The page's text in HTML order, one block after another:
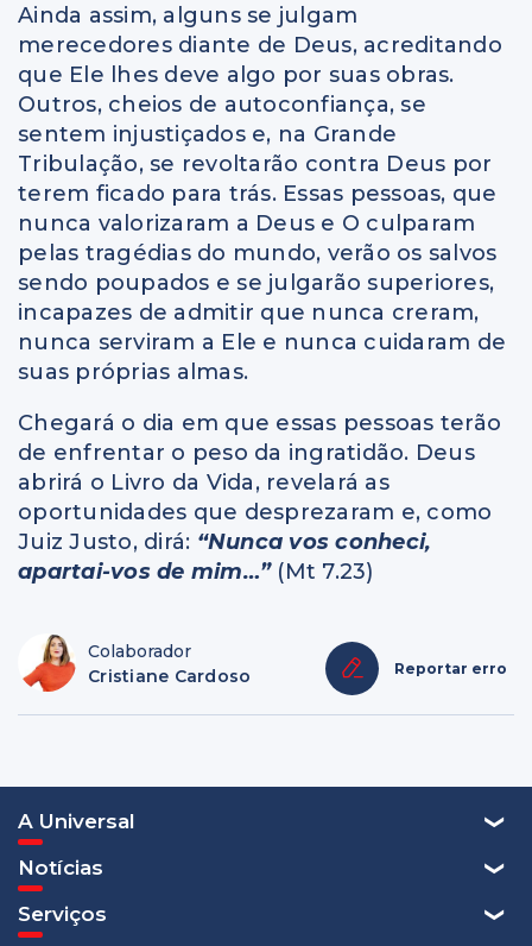
Ainda assim, alguns se julgam
merecedores diante de Deus, acreditando
que Ele lhes deve algo por suas obras.
Outros, cheios de autoconfiança, se
sentem injustiçados e, na Grande
Tribulação, se revoltarão contra Deus por
terem ficado para trás. Essas pessoas, que
nunca valorizaram a Deus e O culparam
pelas tragédias do mundo, verão os salvos
sendo poupados e se julgarão superiores,
incapazes de admitir que nunca creram,
nunca serviram a Ele e nunca cuidaram de
suas próprias almas.
Chegará o dia em que essas pessoas terão
de enfrentar o peso da ingratidão. Deus
abrirá o Livro da Vida, revelará as
oportunidades que desprezaram e, como
Juiz Justo, dirá: “Nunca vos conheci,
apartai-vos de mim…”(Mt 7.23)
Colaborador
Cristiane Cardoso
Reportar erro
A Universal
Notícias
Serviços